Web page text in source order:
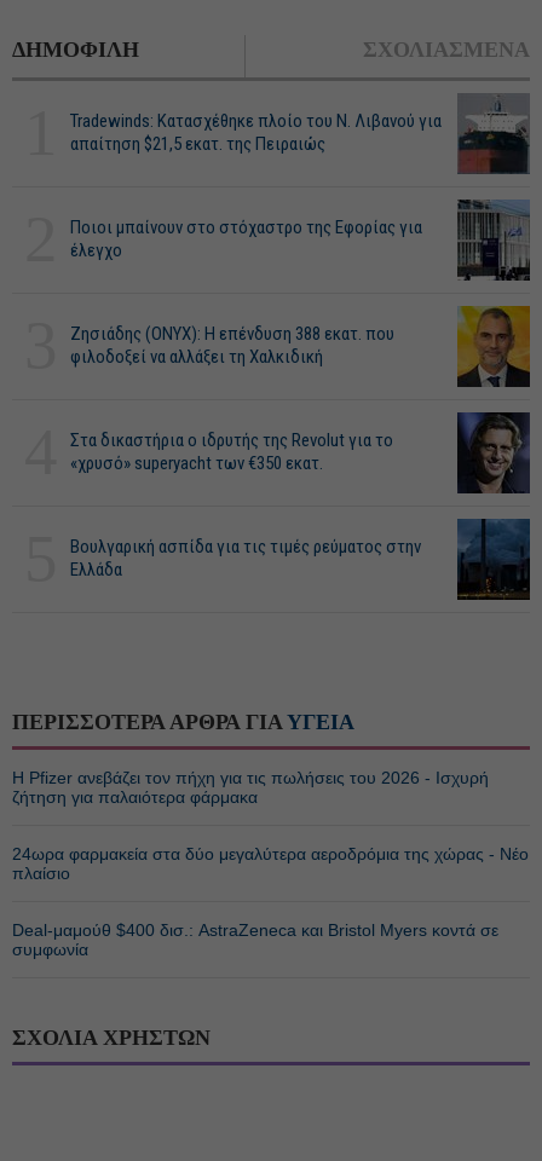
ΔΗΜΟΦΙΛΗ ΣΧΟΛΙΑΣΜΕΝΑ
Tradewinds: Κατασχέθηκε πλοίο του Ν. Λιβανού για
απαίτηση $21,5 εκατ. της Πειραιώς
Ποιοι μπαίνουν στο στόχαστρο της Εφορίας για
έλεγχο
Ζησιάδης (ONYX): Η επένδυση 388 εκατ. που
φιλοδοξεί να αλλάξει τη Χαλκιδική
Στα δικαστήρια ο ιδρυτής της Revolut για το
«χρυσό» superyacht των €350 εκατ.
Βουλγαρική ασπίδα για τις τιμές ρεύματος στην
Ελλάδα
ΠΕΡΙΣΣΟΤΕΡΑ ΑΡΘΡΑ ΓΙΑΥΓΕΙΑ
Η Pfizer ανεβάζει τον πήχη για τις πωλήσεις του 2026 - Ισχυρή
ζήτηση για παλαιότερα φάρμακα
24ωρα φαρμακεία στα δύο μεγαλύτερα αεροδρόμια της χώρας - Νέο
πλαίσιο
Deal-μαμούθ $400 δισ.: AstraZeneca και Bristol Myers κοντά σε
συμφωνία
ΣΧΟΛΙΑ ΧΡΗΣΤΩΝ